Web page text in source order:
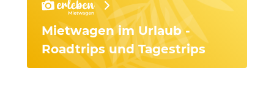
Mietwagen im Urlaub -
Roadtrips und Tagestrips